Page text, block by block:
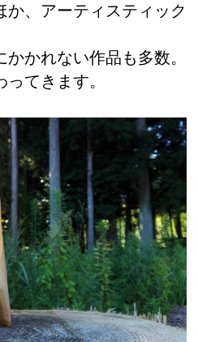
か、アーティスティック
かれない作品も多数。
てきます。